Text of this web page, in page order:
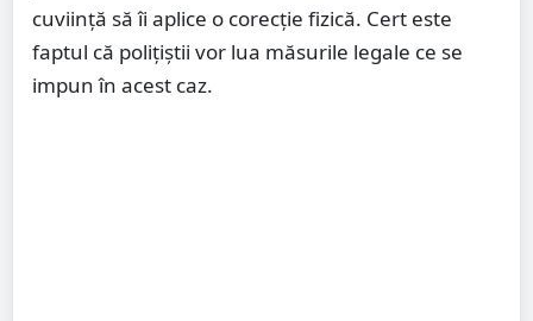
cuviință să îi aplice o corecție fizică. Cert este
faptul că polițiștii vor lua măsurile legale ce se
impun în acest caz.